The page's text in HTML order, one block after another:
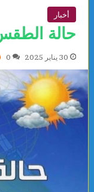
أخبار
حالة
30 يناير 2025 0